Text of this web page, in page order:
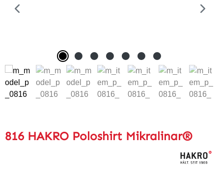
816 HAKRO Poloshirt Mikralinar®